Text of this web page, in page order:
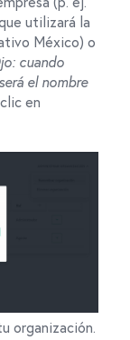
utilizará la
México) o
cuando
el nombre
en
organización.